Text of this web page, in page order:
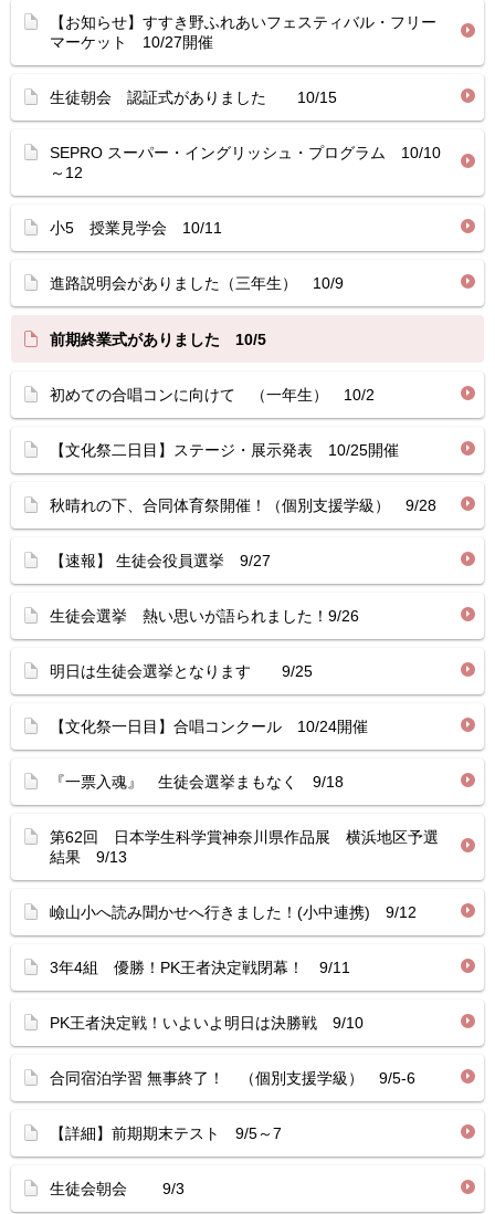
【お知らせ】すすき野ふれあいフェスティバル・フリー
マーケット 10/27開催
生徒朝会 認証式がありました 10/15
SEPRO スーパー・イングリッシュ・プログラム 10/10
～12
小5 授業見学会 10/11
進路説明会がありました（三年生） 10/9
前期終業式がありました 10/5
初めての合唱コンに向けて （一年生） 10/2
【文化祭二日目】ステージ・展示発表 10/25開催
秋晴れの下、合同体育祭開催！（個別支援学級） 9/28
【速報】 生徒会役員選挙 9/27
生徒会選挙 熱い思いが語られました！9/26
明日は生徒会選挙となります 9/25
【文化祭一日目】合唱コンクール 10/24開催
『一票入魂』 生徒会選挙まもなく 9/18
第62回 日本学生科学賞神奈川県作品展 横浜地区予選
結果 9/13
嶮山小へ読み聞かせへ行きました！(小中連携) 9/12
3年4組 優勝！PK王者決定戦閉幕！ 9/11
PK王者決定戦！いよいよ明日は決勝戦 9/10
合同宿泊学習 無事終了！ （個別支援学級） 9/5-6
【詳細】前期期末テスト 9/5～7
生徒会朝会 9/3